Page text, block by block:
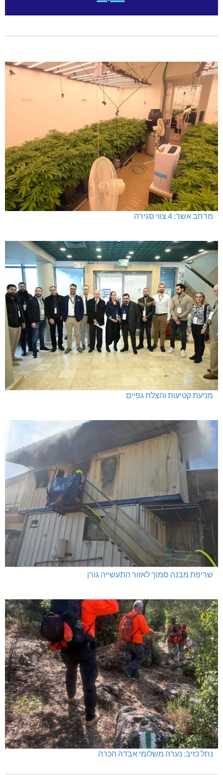
מרחב אשר: 4 צווי סגירה
מניעת קטיעות והצלת גפיים
שריפת מבנה סמוך לאזור התעשייה גורן
נחל כזיב: נערה משלומי אבדה הכרה